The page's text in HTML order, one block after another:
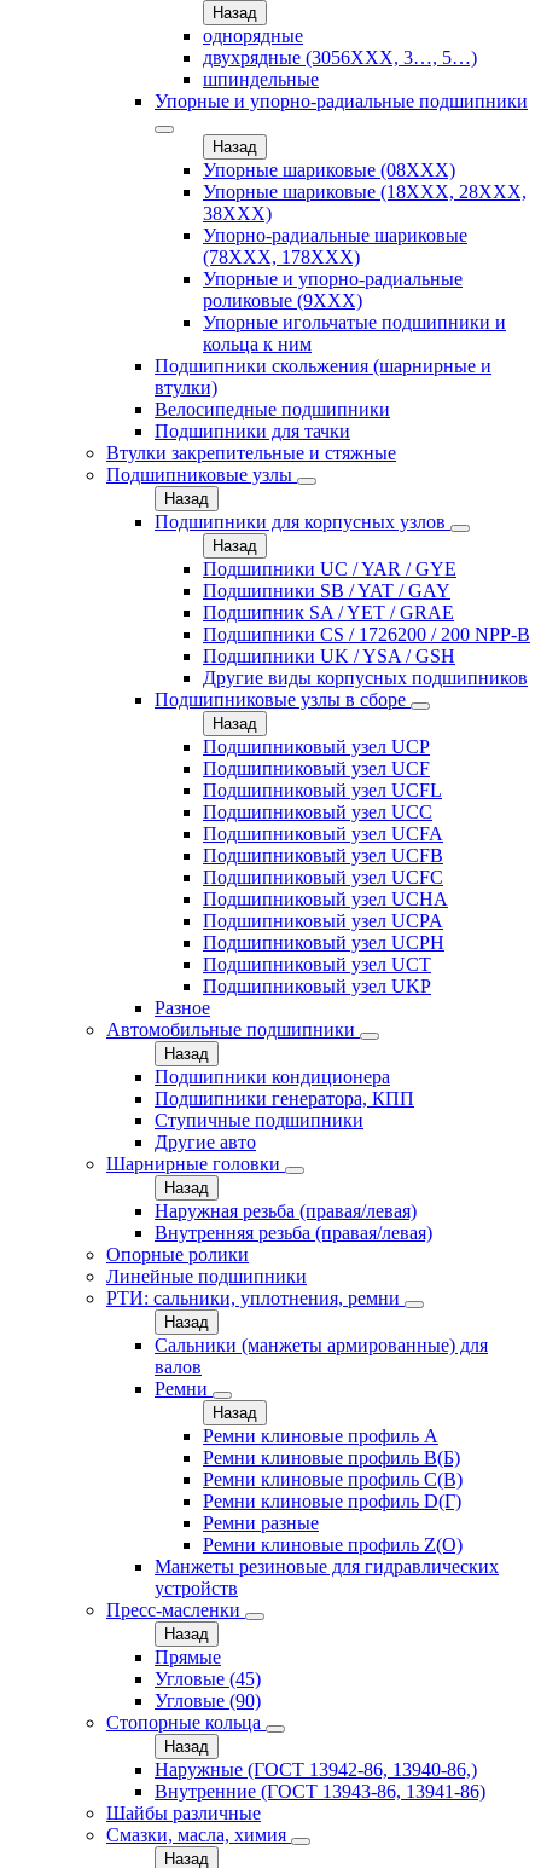
Назад
однорядные
двухрядные (3056ХХХ, 3…, 5…)
шпиндельные
Упорные и упорно-радиальные подшипники
Назад
Упорные шариковые (08XXX)
Упорные шариковые (18XXX, 28XXХ,
38ХХХ)
Упорно-радиальные шариковые
(78XXX, 178ХХХ)
Упорные и упорно-радиальные
роликовые (9ХХХ)
Упорные игольчатые подшипники и
кольца к ним
Подшипники скольжения (шарнирные и
втулки)
Велосипедные подшипники
Подшипники для тачки
Втулки закрепительные и стяжные
Подшипниковые узлы
Назад
Подшипники для корпусных узлов
Назад
Подшипники UC / YAR / GYE
Подшипники SB / YAT / GAY
Подшипник SA / YET / GRAE
Подшипники CS / 1726200 / 200 NPP-B
Подшипники UK / YSA / GSH
Другие виды корпусных подшипников
Подшипниковые узлы в сборе
Назад
Подшипниковый узел UCP
Подшипниковый узел UCF
Подшипниковый узел UCFL
Подшипниковый узел UCC
Подшипниковый узел UCFA
Подшипниковый узел UCFB
Подшипниковый узел UCFC
Подшипниковый узел UCHA
Подшипниковый узел UCPA
Подшипниковый узел UCPH
Подшипниковый узел UCT
Подшипниковый узел UKP
Разное
Автомобильные подшипники
Назад
Подшипники кондиционера
Подшипники генератора, КПП
Ступичные подшипники
Другие авто
Шарнирные головки
Назад
Наружная резьба (правая/левая)
Внутренняя резьба (правая/левая)
Опорные ролики
Линейные подшипники
РТИ: сальники, уплотнения, ремни
Назад
Сальники (манжеты армированные) для
валов
Ремни
Назад
Ремни клиновые профиль A
Ремни клиновые профиль B(Б)
Ремни клиновые профиль C(В)
Ремни клиновые профиль D(Г)
Ремни разные
Ремни клиновые профиль Z(О)
Манжеты резиновые для гидравлических
устройств
Пресс-масленки
Назад
Прямые
Угловые (45)
Угловые (90)
Стопорные кольца
Назад
Наружные (ГОСТ 13942-86, 13940-86,)
Внутренние (ГОСТ 13943-86, 13941-86)
Шайбы различные
Смазки, масла, химия
Назад